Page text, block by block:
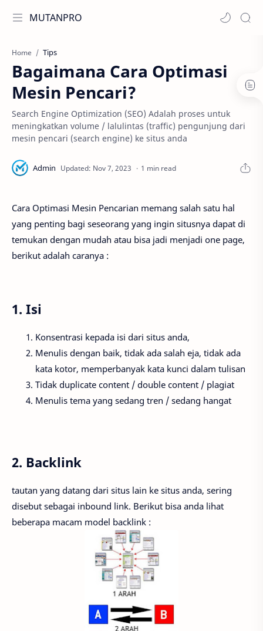
MUTANPRO
Home Tips
Bagaimana Cara Optimasi
Mesin Pencari?
Search Engine Optimization (SEO) Adalah proses untuk
meningkatkan volume / lalulintas (traffic) pengunjung dari
mesin pencari (search engine) ke situs anda
1 min read
Cara Optimasi Mesin Pencarian memang salah satu hal
yang penting bagi seseorang yang ingin situsnya dapat di
temukan dengan mudah atau bisa jadi menjadi one page,
berikut adalah caranya :
1. Isi
Konsentrasi kepada isi dari situs anda,
Menulis dengan baik, tidak ada salah eja, tidak ada
kata kotor, memperbanyak kata kunci dalam tulisan
Tidak duplicate content / double content / plagiat
Menulis tema yang sedang tren / sedang hangat
2. Backlink
tautan yang datang dari situs lain ke situs anda, sering
disebut sebagai inbound link. Berikut bisa anda lihat
beberapa macam model backlink :